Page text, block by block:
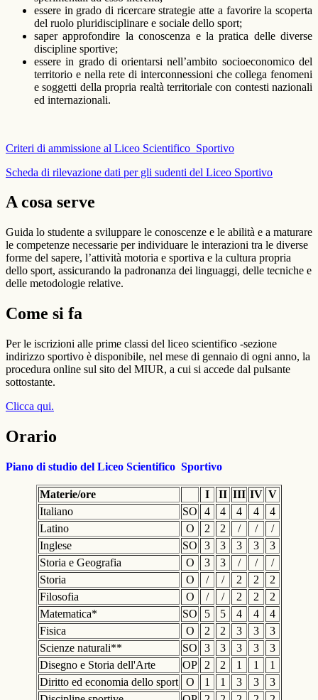
essere in grado di ricercare strategie atte a favorire la scoperta
del ruolo pluridisciplinare e sociale dello sport;
saper approfondire la conoscenza e la pratica delle diverse
discipline sportive;
essere in grado di orientarsi nell’ambito socioeconomico del
territorio e nella rete di interconnessioni che collega fenomeni
e soggetti della propria realtà territoriale con contesti nazionali
ed internazionali.
Criteri di ammissione al Liceo Scientifico Sportivo
Scheda di rilevazione dati per gli sudenti del Liceo Sportivo
A cosa serve
Guida lo studente a sviluppare le conoscenze e le abilità e a maturare
le competenze necessarie per individuare le interazioni tra le diverse
forme del sapere, l’attività motoria e sportiva e la cultura propria
dello sport, assicurando la padronanza dei linguaggi, delle tecniche e
delle metodologie relative.
Come si fa
Per le iscrizioni alle prime classi del liceo scientifico -sezione
indirizzo sportivo è disponibile, nel mese di gennaio di ogni anno, la
procedura online sul sito del MIUR, a cui si accede dal pulsante
sottostante.
Clicca qui.
Orario
Piano di studio del Liceo Scientifico Sportivo
Materie/ore I II III IV V
Italiano
SO 4 4 4 4
4
Latino
O 2 2 / /
/
Inglese
SO 3 3 3 3
3
Storia e Geografia
O 3 3 / /
/
Storia
O / / 2 2
2
Filosofia
O / / 2 2
2
Matematica*
SO 5 5 4 4
4
Fisica
O 2 2 3 3
3
Scienze naturali**
SO 3 3 3 3
3
Disegno e Storia dell'Arte
OP 2 2 1 1
1
Diritto ed economia dello sport
O 1 1 3 3
3